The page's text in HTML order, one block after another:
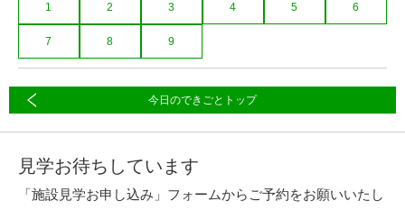
1 2 3 4 5 6
7 8 9
今日のできごとトップ
見学お待ちしています
「施設見学お申し込み」フォームからご予約をお願いいたし